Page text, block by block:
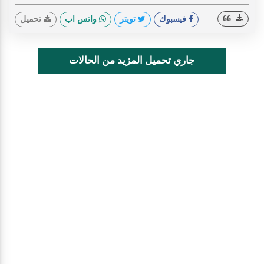
فيسبوك تويتر واتس اب تحميل
جاري تحميل المزيد من الحالات